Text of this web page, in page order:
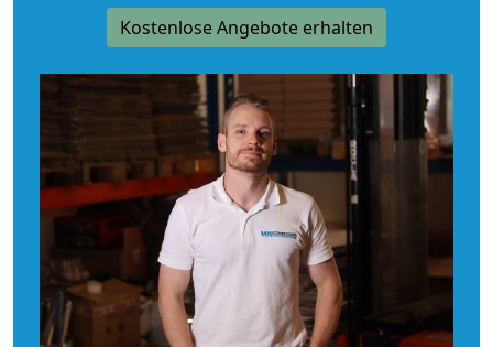
Kostenlose Angebote erhalten